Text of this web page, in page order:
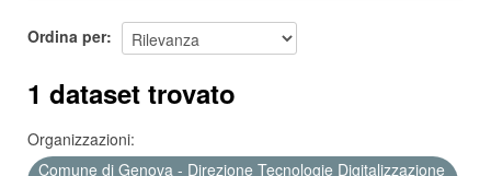
Ordina per
1 dataset trovato
Organizzazioni:
Comune di Genova - Direzione Tecnologie Digitalizzazione